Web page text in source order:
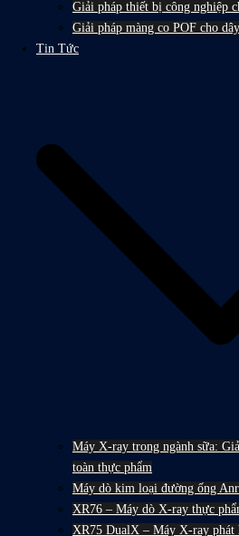
Giải pháp thiết bị công nghiệp
Giải pháp màng co POF cho
Tin Tức
Máy X-ray trong ngành sữa:
toàn thực phẩm
Máy dò kim loại đường ống
XR76 – Máy dò X-ray thực
XR75 DualX – Máy X-ray phát